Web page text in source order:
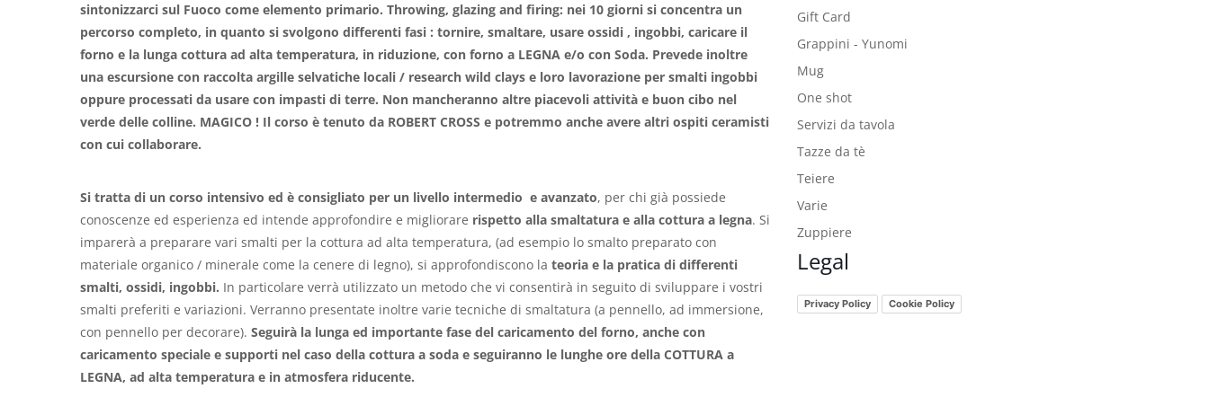
sintonizzarci sul Fuoco come elemento primario. Throwing, glazing and firing: nei 10 giorni si concentra un
percorso completo, in quanto si svolgono differenti fasi : tornire, smaltare, usare ossidi , ingobbi, caricare il
forno e la lunga cottura ad alta temperatura, in riduzione, con forno a LEGNA e/o con Soda. Prevede inoltre
una escursione con raccolta argille selvatiche locali / research wild clays e loro lavorazione per smalti ingobbi
oppure processati da usare con impasti di terre. Non mancheranno altre piacevoli attività e buon cibo nel
verde delle colline. MAGICO ! Il corso è tenuto da ROBERT CROSS e potremmo anche avere altri ospiti ceramisti
con cui collaborare.
Si tratta di un corso intensivo ed è consigliato per un livello intermedio e avanzato, per chi già possiede
conoscenze ed esperienza ed intende approfondire e migliorare rispetto alla smaltatura e alla cottura a legna. Si
imparerà a preparare vari smalti per la cottura ad alta temperatura, (ad esempio lo smalto preparato con
materiale organico / minerale come la cenere di legno), si approfondiscono la teoria e la pratica di differenti
smalti, ossidi, ingobbi. In particolare verrà utilizzato un metodo che vi consentirà in seguito di sviluppare i vostri
smalti preferiti e variazioni. Verranno presentate inoltre varie tecniche di smaltatura (a pennello, ad immersione,
con pennello per decorare). Seguirà la lunga ed importante fase del caricamento del forno, anche con
caricamento speciale e supporti nel caso della cottura a soda e seguiranno le lunghe ore della COTTURA a
LEGNA, ad alta temperatura e in atmosfera riducente.
Gift Card
Grappini - Yunomi
Mug
One shot
Servizi da tavola
Tazze da tè
Teiere
Varie
Zuppiere
Legal
Privacy Policy Cookie Policy